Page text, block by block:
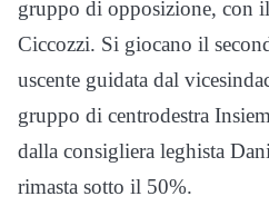
gruppo di opposizione, con
Ciccozzi. Si giocano il
uscente guidata dal
gruppo di centrodestra
dalla consigliera leghista
rimasta sotto il 50%.